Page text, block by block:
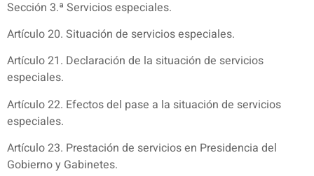
Sección 3.ª Servicios especiales.
Artículo 20. Situación de servicios especiales.
Artículo 21. Declaración de la situación de servicios
especiales.
Artículo 22. Efectos del pase a la situación de servicios
especiales.
Artículo 23. Prestación de servicios en Presidencia del
Gobierno y Gabinetes.